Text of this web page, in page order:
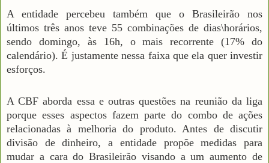
A entidade percebeu também que o Brasileirão nos
últimos três anos teve 55 combinações de dias\horários,
sendo domingo, às 16h, o mais recorrente (17% do
calendário). É justamente nessa faixa que ela quer investir
esforços.
A CBF aborda essa e outras questões na reunião da liga
porque esses aspectos fazem parte do combo de ações
relacionadas à melhoria do produto. Antes de discutir
divisão de dinheiro, a entidade propõe medidas para
mudar a cara do Brasileirão visando a um aumento de